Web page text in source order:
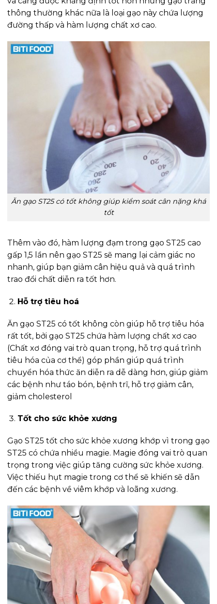
thông thường khác nữa là loại gạo này chứa lượng
đường thấp và hàm lượng chất xơ cao.
Ăn gạo ST25 có tốt không giúp kiểm soát cân nặng khá
tốt
Thêm vào đó, hàm lượng đạm trong gạo ST25 cao
gấp 1,5 lần nên gạo ST25 sẽ mang lại cảm giác no
nhanh, giúp bạn giảm cân hiệu quả và quá trình
trao đổi chất diễn ra tốt hơn.
Hỗ trợ tiêu hoá
Ăn gạo ST25 có tốt không còn giúp hỗ trợ tiêu hóa
rất tốt, bởi gạo ST25 chứa hàm lượng chất xơ cao
(Chất xơ đóng vai trò quan trọng, hỗ trợ quá trình
tiêu hóa của cơ thể) góp phần giúp quá trình
chuyển hóa thức ăn diễn ra dễ dàng hơn, giúp giảm
các bệnh như táo bón, bệnh trĩ, hỗ trợ giảm cân,
giảm cholesterol
Tốt cho sức khỏe xương
Gạo ST25 tốt cho sức khỏe xương khớp vì trong gạo
ST25 có chứa nhiều magie. Magie đóng vai trò quan
trọng trong việc giúp tăng cường sức khỏe xương.
Việc thiếu hụt magie trong cơ thể sẽ khiến sẽ dẫn
đến các bệnh về viêm khớp và loãng xương.